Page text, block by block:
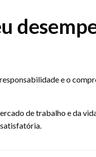
e o
de trabalho e da